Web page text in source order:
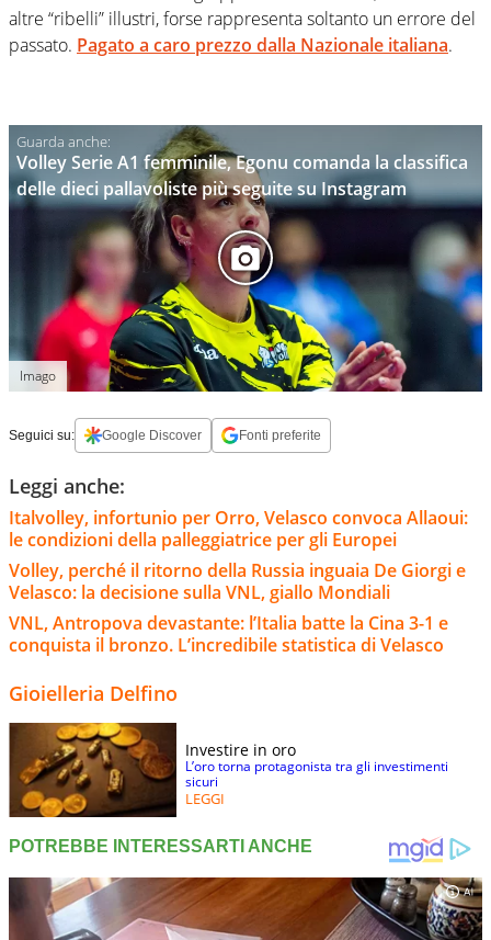
altre “ribelli” illustri, forse rappresenta soltanto un errore del
passato. Pagato a caro prezzo dalla Nazionale italiana.
Volley Serie A1 femminile, Egonu comanda la classifica
delle dieci pallavoliste più seguite su Instagram
Imago
Seguici su: Google Discover Fonti preferite
Leggi anche:
Italvolley, infortunio per Orro, Velasco convoca Allaoui:
le condizioni della palleggiatrice per gli Europei
Volley, perché il ritorno della Russia inguaia De Giorgi e
Velasco: la decisione sulla VNL, giallo Mondiali
VNL, Antropova devastante: l’Italia batte la Cina 3-1 e
conquista il bronzo. L’incredibile statistica di Velasco
Gioielleria Delfino
Investire in oro
L’oro torna protagonista tra gli investimenti
sicuri
LEGGI